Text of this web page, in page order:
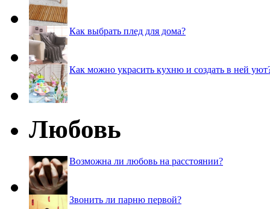
Как выбрать плед для дома?
Как можно украсить кухню и создать в ней
Любовь
Возможна ли любовь на расстоянии?
Звонить ли парню первой?